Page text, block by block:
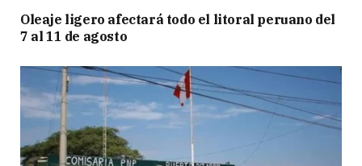
Oleaje ligero afectará todo el litoral peruano del
7 al 11 de agosto